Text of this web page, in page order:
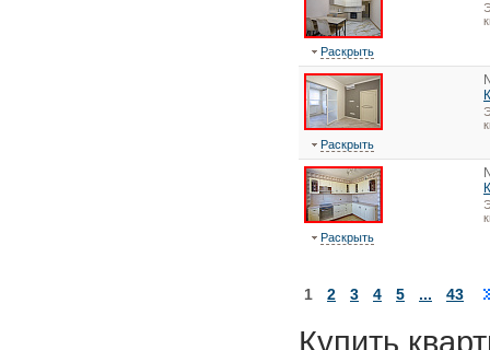
Раскрыть
Раскрыть
Раскрыть
1 2 3 4 5 ... 43
Купить